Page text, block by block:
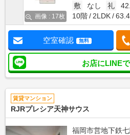
画像 : 17枚
敷
なし 礼
10階
2LDK
空室確認 無料
お店にLINE
賃貸マンション
RJRプレシア天神サウス
福岡市営地下鉄